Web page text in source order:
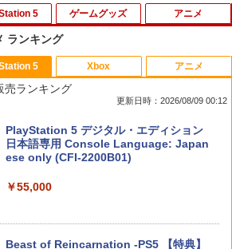
任天堂純正/日本国内仕様【Switch 2専
用】Nintendo Switch 2 ACアダプタ
ー クロネコヤマト宅急便で安心お届け
として別途いただきます。) ニンテンド
ースイッチ2 ジョイコン2
ned／Nintendo Switch2
5
送料無料Battlefield™ 6（バトルフィー
ルド6） 【予約特典】DLC「トゥームス
トーンパック」 同梱 オリジナルBOX入
5 B0FKN6ZL1H
￥3,280
タル ポータブル PS Portal コントローラ
ゲームグッズ
【中古美品】 PlayStation 5 ソフト モン
スターハンターワイルズ - PS5 [CERO区
分_C/ 15歳以上対象] 026-260803-ky-17
￥2,000
アニメ
【中古】アナと雪の女王 3D 【ブルーレ
イ】／クリステン・ベルブルーレイ／海
外アニメ・定番スタジオ
￥574
【中古】【Blu−ray】涼宮ハルヒちゃん
ランキング
スプラトゥーン レイダース|オンライン
コード版
スプラトゥーン レイダース -Switch2
5
売ランキング
更新日時：2026/08/09 00:12
PlayStation 5 デジタル・エディション
日本語専用 Console Language: Japan
ese only (CFI-2200B01)
￥55,000
Beast of Reincarnation -PS5 【特典】
Xbox アニメ